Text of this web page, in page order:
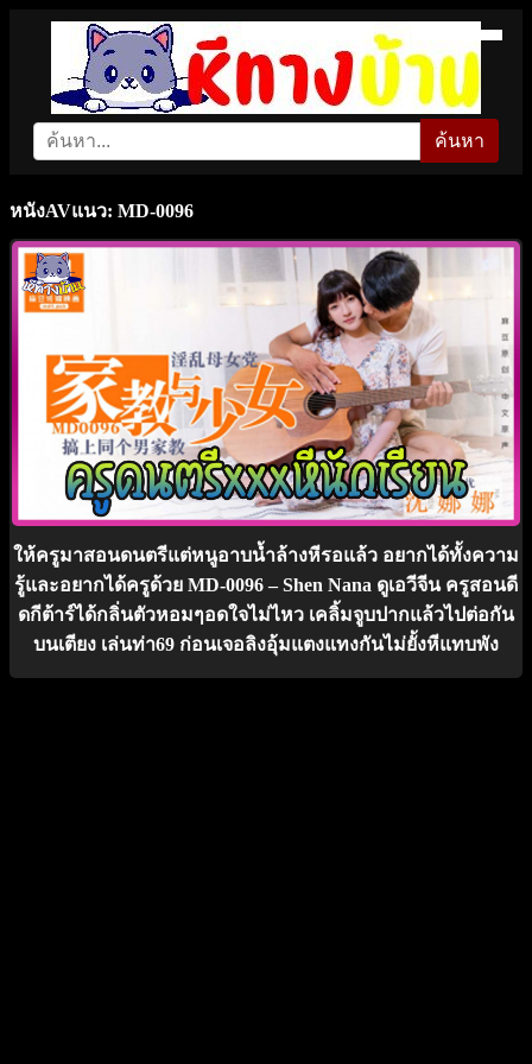
ค้นหา
หนังAVแนว: MD-0096
ให้ครูมาสอนดนตรีแต่หนูอาบน้ำล้างหีรอแล้ว อยากได้ทั้งความ
รู้และอยากได้ครูด้วย MD-0096 – Shen Nana ดูเอวีจีน ครูสอนดี
ดกีต้าร์ได้กลิ่นตัวหอมๆอดใจไม่ไหว เคลิ้มจูบปากแล้วไปต่อกัน
บนเตียง เล่นท่า69 ก่อนเจอลิงอุ้มแตงแทงกันไม่ยั้งหีแทบพัง